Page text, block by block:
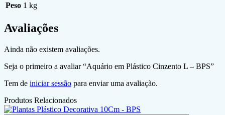
Peso 1 kg
Avaliações
Ainda não existem avaliações.
Seja o primeiro a avaliar “Aquário em Plástico Cinzento L – BPS”
Tem de iniciar sessão para enviar uma avaliação.
Produtos Relacionados